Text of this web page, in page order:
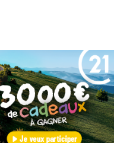
bien ?
un professionnel